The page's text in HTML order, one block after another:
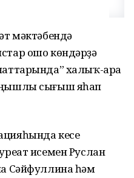
мәктәбендә
ошо көндәрҙә
халыҡ-ара
сығыш яһап
кесе
исемен Руслан
Сәйфуллина һәм